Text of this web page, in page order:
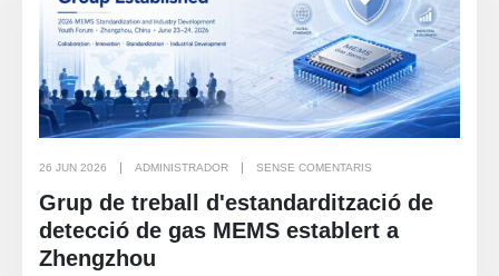
26 JUN 2026 ADMINISTRADOR SENSE COMENTARIS
Grup de treball d'estandardització de
detecció de gas MEMS establert a
Zhengzhou